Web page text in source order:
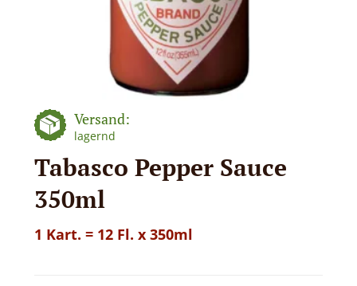
Versand:
lagernd
Tabasco Pepper Sauce
350ml
1 Kart. = 12 Fl. x 350ml